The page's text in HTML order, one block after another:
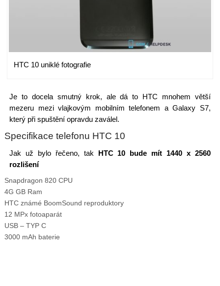
HTC 10 uniklé fotografie
Je to docela smutný krok, ale dá to HTC mnohem větší
mezeru mezi vlajkovým mobilním telefonem a Galaxy S7,
který při spuštění opravdu zaválel.
Specifikace telefonu HTC 10
Jak už bylo řečeno, tak HTC 10 bude mít 1440 x 2560
rozlišení
Snapdragon 820 CPU
4G GB Ram
HTC známé BoomSound reproduktory
12 MPx fotoaparát
USB – TYP C
3000 mAh baterie